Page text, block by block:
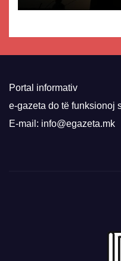
Portal informativ
e-gazeta do të funksionoj
E-mail: info@egazeta.mk